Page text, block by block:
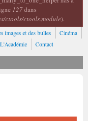
127dans
ctools/ctools.module).
images et des bulles
Cinéma
L'Académie Contact